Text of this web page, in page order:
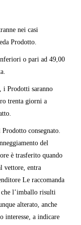
nei casi
Prodotto.
o pari ad 49,00
i Prodotti saranno
trenta giorni a
consegnato.
del
è trasferito quando
vettore, entra
Le raccomanda
l’imballo risulti
alterato, anche
interesse, a indicare